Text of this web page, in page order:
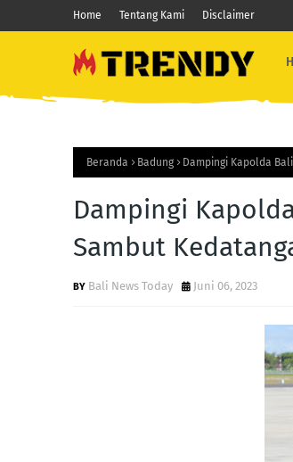
Home Tentang Kami Disclaimer
Beranda Badung Dampingi Kapolda
Dampingi
Sambut
Bali News Today Juni 06, 2023